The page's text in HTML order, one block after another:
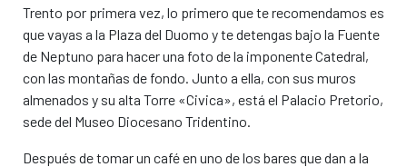
El coche que has
elegido
€ 0,00
€Todo incluido
El coche que te
ofrecemos
€ 0,00
€Todo incluido
Trento por primera vez, lo primero que te recomendamos es
que vayas a la Plaza del Duomo y te detengas bajo la Fuente
de Neptuno para hacer una foto de la imponente Catedral,
con las montañas de fondo. Junto a ella, con sus muros
almenados y su alta Torre «Civica», está el Palacio Pretorio,
sede del Museo Diocesano Tridentino.
Después de tomar un café en uno de los bares que dan a la